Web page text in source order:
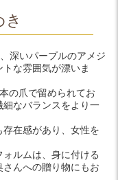
深いパープルのアメジ
な雰囲気が漂いま
の爪で留められてお
細なバランスをより一
在感があり、女性を
ルムは、身に付ける
んへの贈り物にもお